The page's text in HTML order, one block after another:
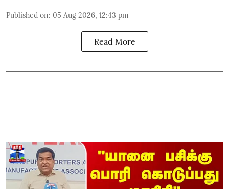
Published on: 05 Aug 2026, 12:43 pm
Read More